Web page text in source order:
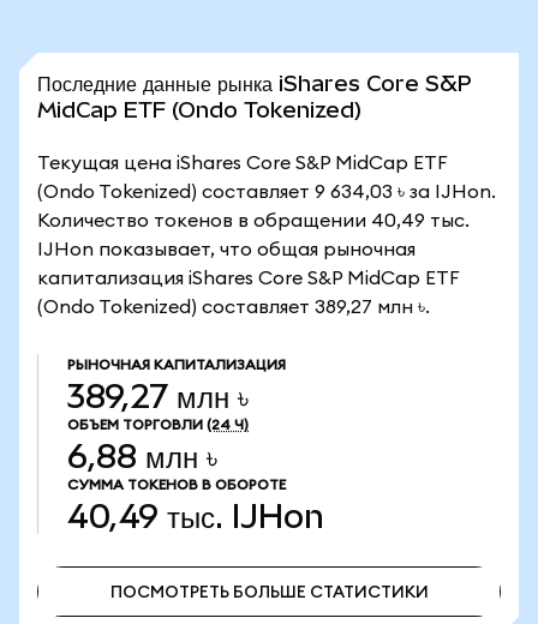
Последние данные рынка iShares Core S&P
MidCap ETF (Ondo Tokenized)
Текущая цена iShares Core S&P MidCap ETF
(Ondo Tokenized) составляет 9 634,03 ৳ за IJHon.
Количество токенов в обращении 40,49 тыс.
IJHon показывает, что общая рыночная
капитализация iShares Core S&P MidCap ETF
(Ondo Tokenized) составляет 389,27 млн ৳.
РЫНОЧНАЯ КАПИТАЛИЗАЦИЯ
389,27 млн ৳
ОБЪЕМ ТОРГОВЛИ (24 Ч)
6,88 млн ৳
СУММА ТОКЕНОВ В ОБОРОТЕ
40,49 тыс. IJHon
ПОСМОТРЕТЬ БОЛЬШЕ СТАТИСТИКИ